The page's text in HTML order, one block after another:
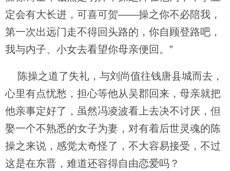
定会有大长进，可喜可贺——操之你不必陪我，
第一次出远门走不得回头路的，你自顾登路吧，
我与内子、小女去看望你母亲便回。”
陈操之道了失礼，与刘尚值往钱唐县城而去，
心里有点忧愁，担心等他从吴郡回来，母亲就把
他亲事定好了，虽然冯凌波看上去决不讨厌，但
娶一个不熟悉的女子为妻，对有着后世灵魂的陈
操之来说，感觉太奇怪了，不大容易接受，不过
这是在东晋，难道还容得自由恋爱吗？